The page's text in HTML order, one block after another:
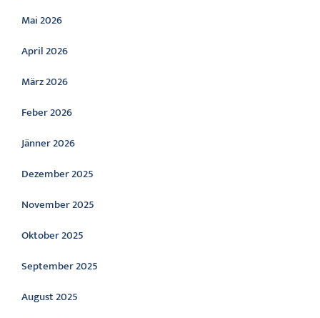
Mai 2026
April 2026
März 2026
Feber 2026
Jänner 2026
Dezember 2025
November 2025
Oktober 2025
September 2025
August 2025